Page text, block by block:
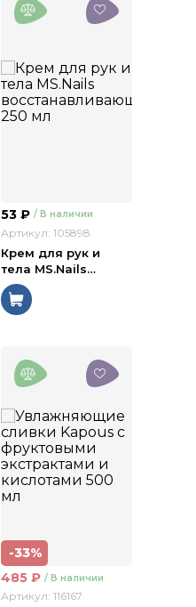
53 ₽ / В наличии
Артикул: 105898
Крем для рук и
тела MS.Nails…
-33%
485 ₽ / В наличии
Артикул: 116167